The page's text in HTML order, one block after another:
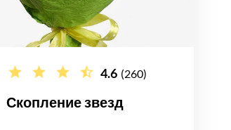
4.6 (260)
Скопление звезд